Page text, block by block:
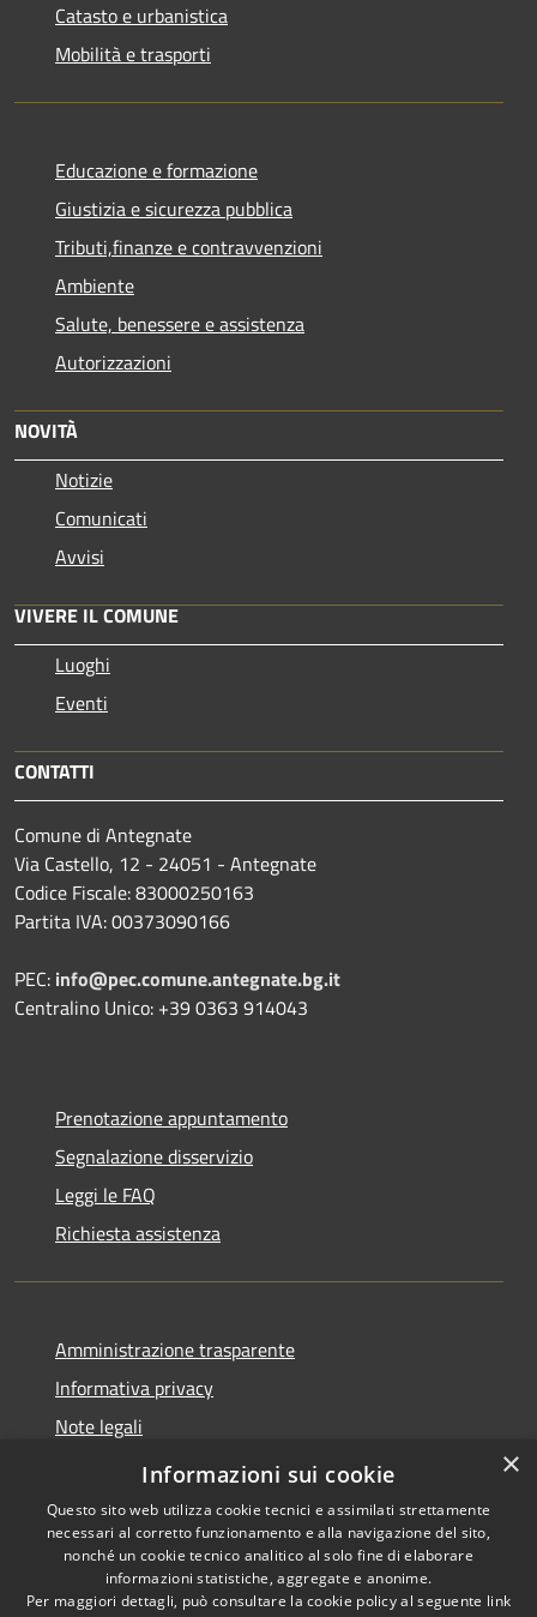
Catasto e urbanistica
Mobilità e trasporti
Educazione e formazione
Giustizia e sicurezza pubblica
Tributi,finanze e contravvenzioni
Ambiente
Salute, benessere e assistenza
Autorizzazioni
NOVITÀ
Notizie
Comunicati
Avvisi
VIVERE IL COMUNE
Luoghi
Eventi
CONTATTI
Comune di Antegnate
Via Castello, 12 - 24051 - Antegnate
Codice Fiscale: 83000250163
Partita IVA: 00373090166
PEC: info@pec.comune.antegnate.bg.it
Centralino Unico: +39 0363 914043
Prenotazione appuntamento
Segnalazione disservizio
Leggi le FAQ
Richiesta assistenza
Amministrazione trasparente
Informativa privacy
Note legali
Dichiarazione di accessibilità
Copyright © 2026 • Comune di
×
Informazioni sui cookie
Questo sito web utilizza cookie tecnici e assimilati strettamente
necessari al corretto funzionamento e alla navigazione del sito,
nonché un cookie tecnico analitico al solo fine di elaborare
informazioni statistiche, aggregate e anonime.
Per maggiori dettagli, può consultare la cookie policy al seguente link